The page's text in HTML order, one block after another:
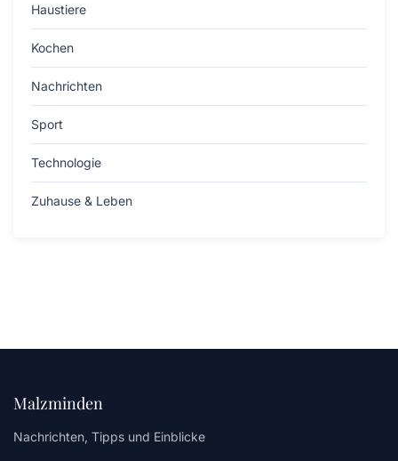
Haustiere
Kochen
Nachrichten
Sport
Technologie
Zuhause & Leben
Malzminden
Nachrichten, Tipps und Einblicke